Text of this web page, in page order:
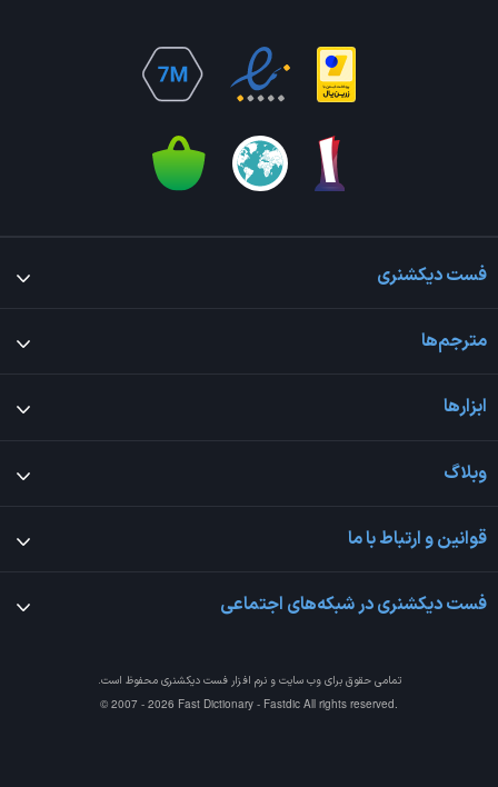
فست دیکشنری
مترجم‌ها
ابزارها
وبلاگ
قوانین و ارتباط با ما
فست دیکشنری در شبکه‌های اجتماعی
تمامی حقوق برای وب سایت و نرم افزارفست دیکشنری محفوظ است.
© 2007 - 2026 Fast Dictionary - Fastdic All rights reserved.